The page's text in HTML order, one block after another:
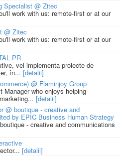
Specialist @ Zitec
work with us: remote-first or at our
@ Zitec
work with us: remote-first or at our
PR
vei implementa proiecte de
în... [detalii]
@ Flaminjoy Group
Manager who enjoys helping
[detalii]
@ boutique - creative and
by EPIC Business Human Strategy
- creative and communications
[detalii]